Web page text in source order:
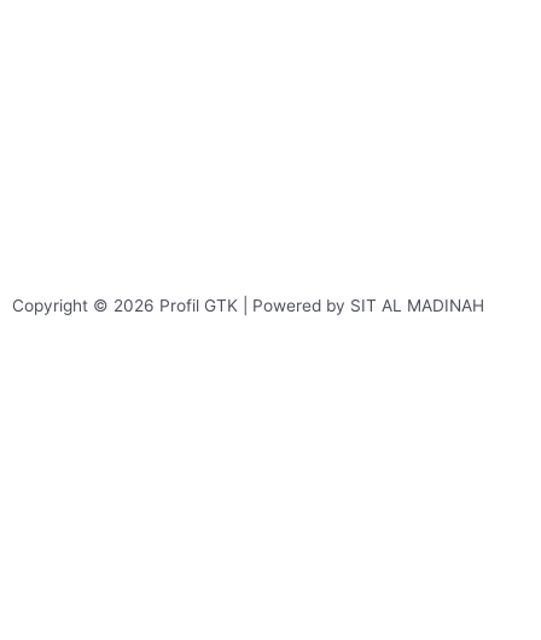
Copyright © 2026 Profil GTK | Powered by SIT AL MADINAH